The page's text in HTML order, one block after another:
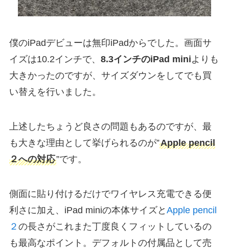
僕のiPadデビューは無印iPadからでした。画面サ
イズは10.2インチで、 8.3インチのiPad miniよりも
大きかったのですが、サイズダウンをしてでも買
い替えを行いました。
上述したちょうど良さの問題もあるのですが、最
も大きな理由として挙げられるのが”Apple pencil
２への対応”です。
側面に貼り付けるだけでワイヤレス充電できる便
利さに加え、iPad miniの本体サイズと Apple pencil
２ の長さがこれまた丁度良くフィットしているの
も最高なポイント。デフォルトの付属品として売